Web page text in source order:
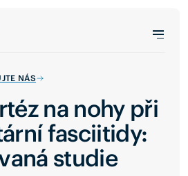
NÁS
na nohy při
fasciitidy:
studie